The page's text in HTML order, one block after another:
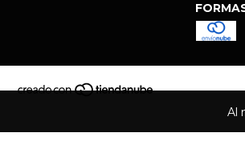
Al